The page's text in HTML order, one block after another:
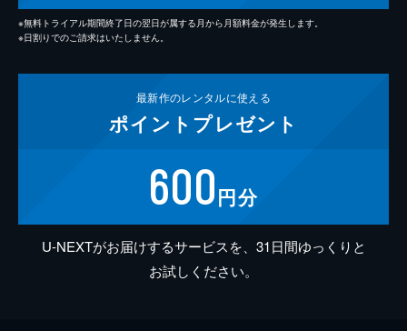
※無料トライアル期間終了日の翌日が属する月から月額料金が発生します。
※日割りでのご請求はいたしません。
最新作のレンタルに使える
ポイント プレゼント
600円分
U-NEXTがお届けするサービスを、31日間ゆっくりと
お試しください。